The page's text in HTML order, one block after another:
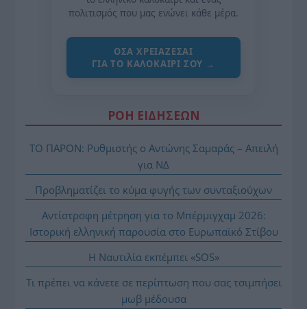
πολιτισμός που μας ενώνει κάθε μέρα.
ΌΣΑ ΧΡΕΙΆΖΕΣΑΙ
ΓΙΑ ΤΟ ΚΑΛΟΚΑΊΡΙ ΣΟΥ →
ΡΟΗ ΕΙΔΗΣΕΩΝ
ΤΟ ΠΑΡΟΝ: Ρυθμιστής ο Αντώνης Σαμαράς – Απειλή
για ΝΔ
Προβληματίζει το κύμα φυγής των συνταξιούχων
Αντίστροφη μέτρηση για το Μπέρμιγχαμ 2026:
Ιστορική ελληνική παρουσία στο Ευρωπαϊκό Στίβου
Η Ναυτιλία εκπέμπει «SOS»
Τι πρέπει να κάνετε σε περίπτωση που σας τσιμπήσει
μωβ μέδουσα